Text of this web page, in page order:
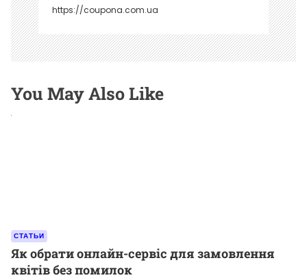
https://coupona.com.ua
You May Also Like
СТАТЬИ
Як обрати онлайн-сервіс для замовлення
квітів без помилок